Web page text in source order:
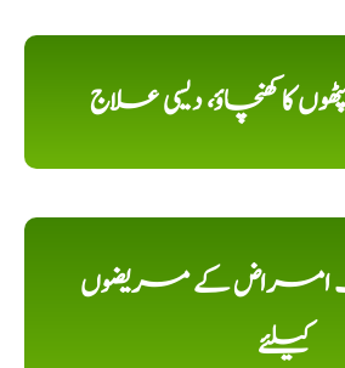
کا کھنچاؤ، دیسی علاج
امراض کے مریضوں
کیلئے